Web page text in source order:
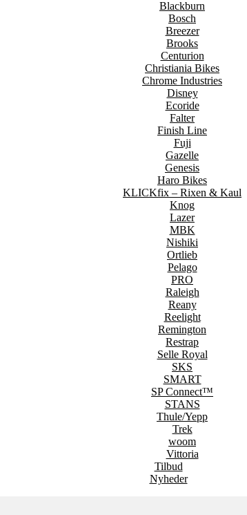
Blackburn
Bosch
Breezer
Brooks
Centurion
Christiania Bikes
Chrome Industries
Disney
Ecoride
Falter
Finish Line
Fuji
Gazelle
Genesis
Haro Bikes
KLICKfix – Rixen & Kaul
Knog
Lazer
MBK
Nishiki
Ortlieb
Pelago
PRO
Raleigh
Reany
Reelight
Remington
Restrap
Selle Royal
SKS
SMART
SP Connect™
STANS
Thule/Yepp
Trek
woom
Vittoria
Tilbud
Nyheder